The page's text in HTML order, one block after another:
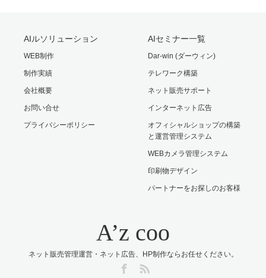
AIルソリューション
WEB制作
制作実績
会社概要
お問い合せ
プライバシーポリシー
AIセミナー一覧
Dar-win (ダーウィン)
テレワーク構築
ネット販売サポート
インターネット広告
オフィシャルショップの構築
と運営管理システム
WEBカメラ管理システム
印刷物デザイン
パートナーをお探しのお客様
A’z coo
ネット販売管理運営・ネット広告、HP制作ならお任せください。